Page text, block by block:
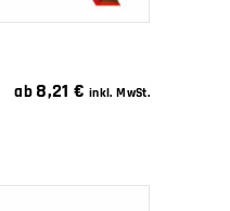
ab 8,21€ inkl. MwSt.